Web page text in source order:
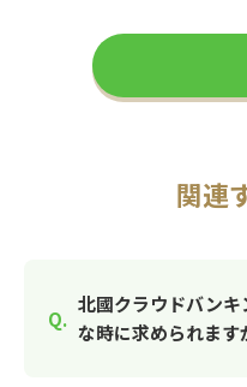
関連
北國クラウドバンキ
な時に求められます